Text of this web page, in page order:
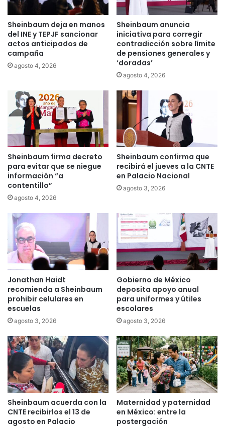
Sheinbaum deja en manos
del INE y TEPJF sancionar
actos anticipados de
campaña
agosto 4, 2026
Sheinbaum anuncia
iniciativa para corregir
contradicción sobre límite
de pensiones generales y
‘doradas’
agosto 4, 2026
Sheinbaum firma decreto
para evitar que se niegue
información “a
contentillo”
agosto 4, 2026
Sheinbaum confirma que
recibirá el jueves a la CNTE
en Palacio Nacional
agosto 3, 2026
Jonathan Haidt
recomienda a Sheinbaum
prohibir celulares en
escuelas
agosto 3, 2026
Gobierno de México
deposita apoyo anual
para uniformes y útiles
escolares
agosto 3, 2026
Sheinbaum acuerda con la
CNTE recibirlos el 13 de
agosto en Palacio
Maternidad y paternidad
en México: entre la
postergación